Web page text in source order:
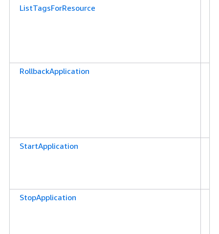
ListTagsForResource
RollbackApplication
StartApplication
StopApplication